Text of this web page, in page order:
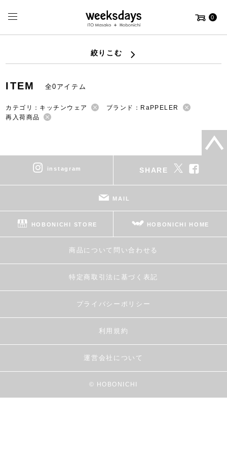
0
絞りこむ
ITEM 全0アイテム
カテゴリ：キッチンウェア
ブランド：RaPPELER
再入荷商品
instagram SHARE
MAIL
HOBONICHI STORE HOBONICHI HOME
商品について問い合わせる
特定商取引法に基づく表記
プライバシーポリシー
利用規約
運営会社について
© HOBONICHI